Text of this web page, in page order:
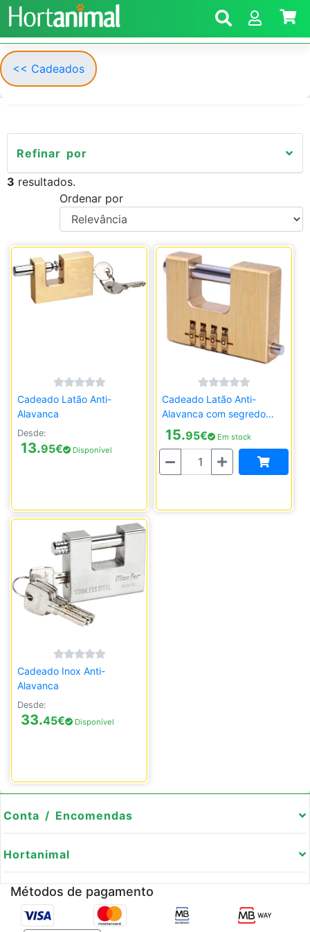
<< Cadeados
Refinar por
3 resultados.
Ordenar por
Cadeado Latão Anti-
Alavanca
Desde:
13.95€ Disponível
Cadeado Latão Anti-
Alavanca com segredo
60mm
15.95€ Em stock
Quantidade
Cadeado Inox Anti-
Alavanca
Desde:
33.45€ Disponível
Conta / Encomendas
Hortanimal
Métodos de pagamento